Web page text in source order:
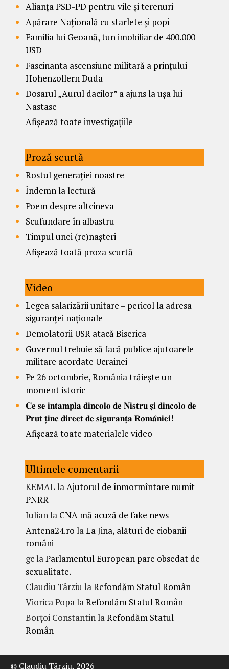
Alianța PSD-PD pentru vile și terenuri
Apărare Națională cu starlete și popi
Familia lui Geoană, tun imobiliar de 400.000
USD
Fascinanta ascensiune militară a prințului
Hohenzollern Duda
Dosarul „Aurul dacilor” a ajuns la ușa lui
Nastase
Afișează toate investigațiile
Proză scurtă
Rostul generației noastre
Îndemn la lectură
Poem despre altcineva
Scufundare în albastru
Timpul unei (re)nașteri
Afișează toată proza scurtă
Video
Legea salarizării unitare – pericol la adresa
siguranței naționale
Demolatorii USR atacă Biserica
Guvernul trebuie să facă publice ajutoarele
militare acordate Ucrainei
Pe 26 octombrie, România trăiește un
moment istoric
𝐂𝐞 𝐬𝐞 𝐢𝐧𝐭𝐚𝐦𝐩𝐥𝐚 𝐝𝐢𝐧𝐜𝐨𝐥𝐨 𝐝𝐞 𝐍𝐢𝐬𝐭𝐫𝐮 𝐬̦𝐢 𝐝𝐢𝐧𝐜𝐨𝐥𝐨 𝐝𝐞
𝐏𝐫𝐮𝐭 𝐭̦𝐢𝐧𝐞 𝐝𝐢𝐫𝐞𝐜𝐭 𝐝𝐞 𝐬𝐢𝐠𝐮𝐫𝐚𝐧𝐭̦𝐚 𝐑𝐨𝐦𝐚̂𝐧𝐢𝐞𝐢!
Afișează toate materialele video
Ultimele comentarii
KEMAL laAjutorul de înmormîntare numit
PNRR
Iulianla CNA mă acuză de fake news
Antena24.ro laLa Jina, alături de ciobanii
români
gclaParlamentul European pare obsedat de
sexualitate.
Claudiu Târziu laRefondăm Statul Român
Viorica PopalaRefondăm Statul Român
Borțoi ConstantinlaRefondăm Statul
Român
© Claudiu Târziu, 2026